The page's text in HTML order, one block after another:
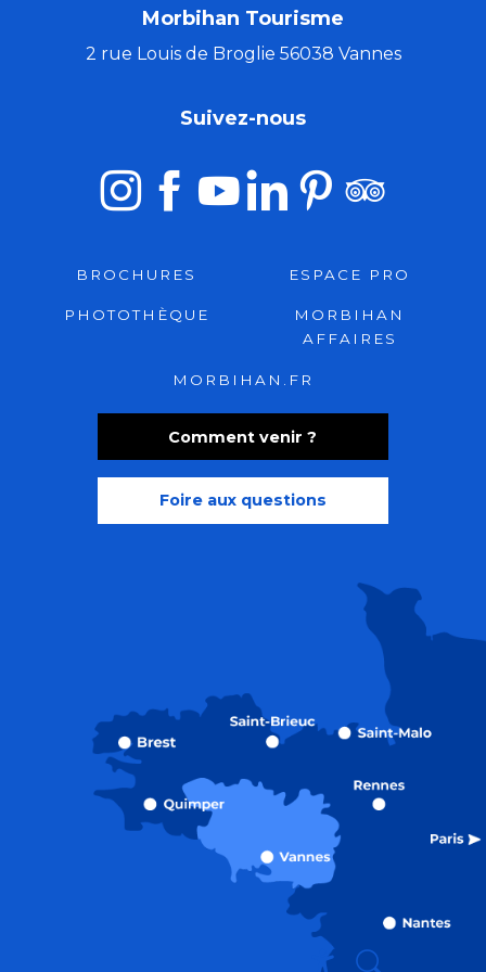
Morbihan Tourisme
2 rue Louis de Broglie 56038 Vannes
Comment venir ?
Foire aux questions
Suivez-nous
BROCHURES ESPACE PRO
PHOTOTHÈQUE
MORBIHAN
AFFAIRES
MORBIHAN.FR